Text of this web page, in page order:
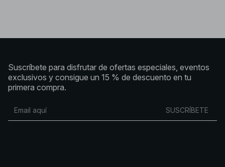
Suscríbete para disfrutar de ofertas especiales, eventos
exclusivos y consigue un 15 % de descuento en tu
primera compra.
SUSCRÍBETE